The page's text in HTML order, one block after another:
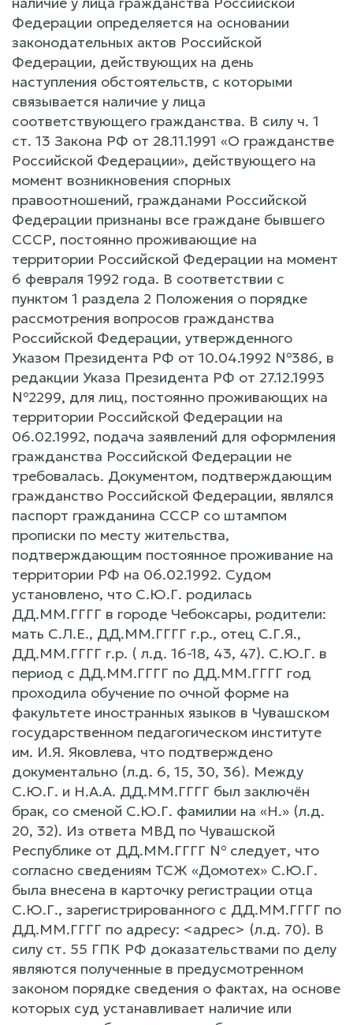
Федерации определяется на основании
законодательных актов Российской
Федерации, действующих на день
наступления обстоятельств, с которыми
связывается наличие у лица
соответствующего гражданства. В силу ч. 1
ст. 13 Закона РФ от 28.11.1991 «О гражданстве
Российской Федерации», действующего на
момент возникновения спорных
правоотношений, гражданами Российской
Федерации признаны все граждане бывшего
СССР, постоянно проживающие на
территории Российской Федерации на момент
6 февраля 1992 года. В соответствии с
пунктом 1 раздела 2 Положения о порядке
рассмотрения вопросов гражданства
Российской Федерации, утвержденного
Указом Президента РФ от 10.04.1992 №386, в
редакции Указа Президента РФ от 27.12.1993
№2299, для лиц, постоянно проживающих на
территории Российской Федерации на
06.02.1992, подача заявлений для оформления
гражданства Российской Федерации не
требовалась. Документом, подтверждающим
гражданство Российской Федерации, являлся
паспорт гражданина СССР со штампом
прописки по месту жительства,
подтверждающим постоянное проживание на
территории РФ на 06.02.1992. Судом
установлено, что С.Ю.Г. родилась
ДД.ММ.ГГГГ в городе Чебоксары, родители:
мать С.Л.Е., ДД.ММ.ГГГГ г.р., отец С.Г.Я.,
ДД.ММ.ГГГГ г.р. ( л.д. 16-18, 43, 47). С.Ю.Г. в
период с ДД.ММ.ГГГГ по ДД.ММ.ГГГГ год
проходила обучение по очной форме на
факультете иностранных языков в Чувашском
государственном педагогическом институте
им. И.Я. Яковлева, что подтверждено
документально (л.д. 6, 15, 30, 36). Между
С.Ю.Г. и Н.А.А. ДД.ММ.ГГГГ был заключён
брак, со сменой С.Ю.Г. фамилии на «Н.» (л.д.
20, 32). Из ответа МВД по Чувашской
Республике от ДД.ММ.ГГГГ № следует, что
согласно сведениям ТСЖ «Домотех» С.Ю.Г.
была внесена в карточку регистрации отца
С.Ю.Г., зарегистрированного с ДД.ММ.ГГГГ по
ДД.ММ.ГГГГ по адресу: <адрес> (л.д. 70). В
силу ст. 55 ГПК РФ доказательствами по делу
являются полученные в предусмотренном
законом порядке сведения о фактах, на основе
которых суд устанавливает наличие или